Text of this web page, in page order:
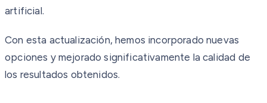
artificial.
Con esta actualización, hemos incorporado nuevas
opciones y mejorado significativamente la calidad de
los resultados obtenidos.